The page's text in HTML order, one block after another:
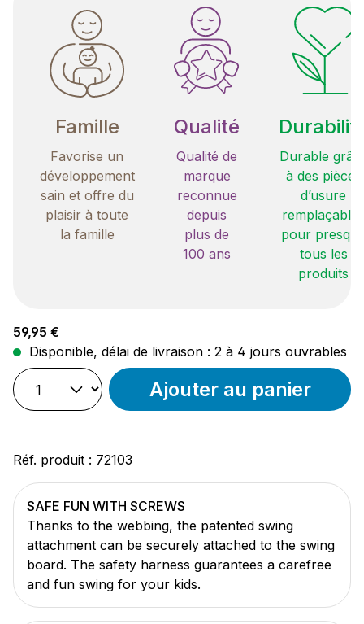
Famille
Favorise un
développement
sain et offre du
plaisir à toute
la famille
Qualité
Qualité de
marque
reconnue
depuis
plus de
100 ans
Durable
à des pièces
d’usure
remplaçables
pour
tous les
produits
Prix régulier :
59,95 €
Disponible, délai de livraison : 2 à 4 jours ouvrables
Ajouter au panier
Réf. produit : 72103
SAFE FUN WITH SCREWS
Thanks to the webbing, the patented swing
attachment can be securely attached to the swing
board. The safety harness guarantees a carefree
and fun swing for your kids.